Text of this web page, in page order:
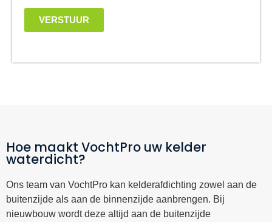
VERSTUUR
Hoe maakt VochtPro uw kelder
waterdicht?
Ons team van VochtPro kan kelderafdichting zowel aan de
buitenzijde als aan de binnenzijde aanbrengen. Bij
nieuwbouw wordt deze altijd aan de buitenzijde